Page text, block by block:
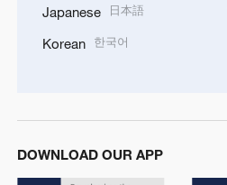
Japanese 日本語
Korean 한국어
DOWNLOAD OUR APP